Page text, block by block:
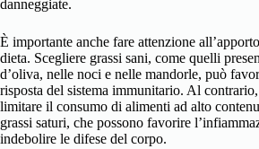
danneggiate.
È importante anche fare attenzione
dieta. Scegliere grassi sani, come quelli
d’oliva, nelle noci e nelle mandorle, può
risposta del sistema immunitario. Al
limitare il consumo di alimenti ad alto
grassi saturi, che possono favorire
indebolire le difese del corpo.